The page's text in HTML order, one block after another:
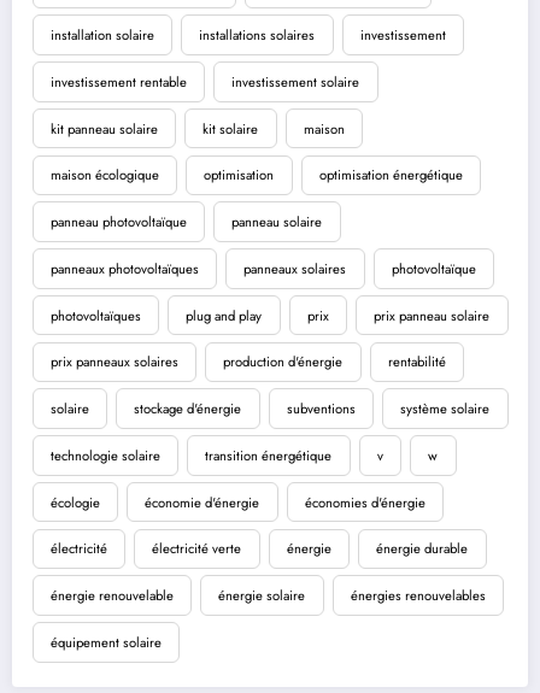
installation solaire installations solaires investissement
investissement rentable investissement solaire
kit panneau solaire kit solaire maison
maison écologique optimisation optimisation énergétique
panneau photovoltaïque panneau solaire
panneaux photovoltaïques panneaux solaires photovoltaïque
photovoltaïques plug and play prix prix panneau solaire
prix panneaux solaires production d'énergie rentabilité
solaire stockage d'énergie subventions système solaire
technologie solaire transition énergétique v w
écologie économie d'énergie économies d'énergie
électricité électricité verte énergie énergie durable
énergie renouvelable énergie solaire énergies renouvelables
équipement solaire